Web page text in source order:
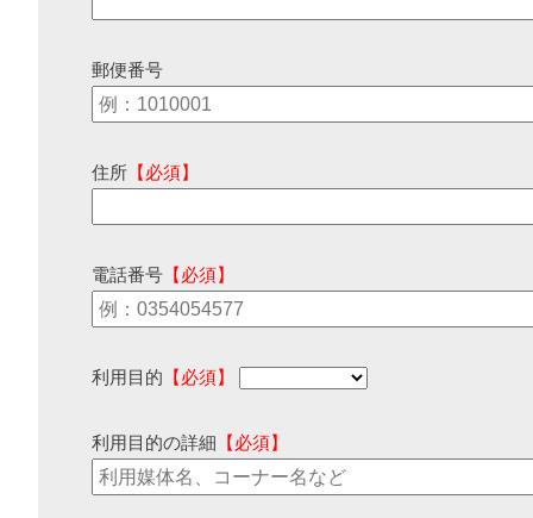
郵便番号
住所 【必須】
電話番号 【必須】
利用目的 【必須】
利用目的の詳細 【必須】